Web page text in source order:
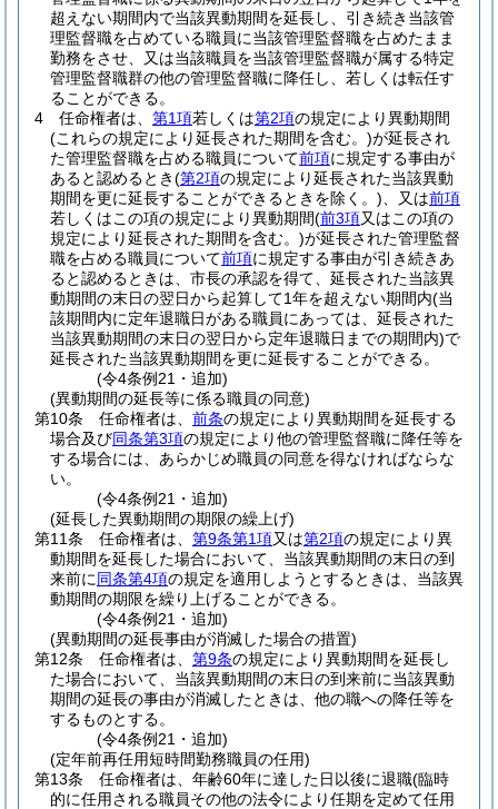
超えない期間内で当該異動期間を延長し、引き続き当該管
理監督職を占めている職員に当該管理監督職を占めたまま
勤務をさせ、又は当該職員を当該管理監督職が属する特定
管理監督職群の他の管理監督職に降任し、若しくは転任す
ることができる。
4
任命権者は、 第1項若しくは第2項の規定により異動期間
(これらの規定により延長された期間を含む。)が延長され
た管理監督職を占める職員について前項に規定する事由が
あると認めるとき(第2項の規定により延長された当該異動
期間を更に延長することができるときを除く。) 、又は前項
若しくはこの項の規定により異動期間(前3項又はこの項の
規定により延長された期間を含む。)が延長された管理監督
職を占める職員について前項に規定する事由が引き続きあ
ると認めるときは、市長の承認を得て、延長された当該異
動期間の末日の翌日から起算して1年を超えない期間内(当
該期間内に定年退職日がある職員にあっては、延長された
当該異動期間の末日の翌日から定年退職日までの期間内)で
延長された当該異動期間を更に延長することができる。
(令4条例21・追加)
(異動期間の延長等に係る職員の同意)
第10条
任命権者は、 前条の規定により異動期間を延長する
場合及び同条第3項の規定により他の管理監督職に降任等を
する場合には、あらかじめ職員の同意を得なければならな
い。
(令4条例21・追加)
(延長した異動期間の期限の繰上げ)
第11条
任命権者は、 第9条第1項又は第2項の規定により異
動期間を延長した場合において、当該異動期間の末日の到
来前に同条第4項の規定を適用しようとするときは、当該異
動期間の期限を繰り上げることができる。
(令4条例21・追加)
(異動期間の延長事由が消滅した場合の措置)
第12条
任命権者は、 第9条の規定により異動期間を延長し
た場合において、当該異動期間の末日の到来前に当該異動
期間の延長の事由が消滅したときは、他の職への降任等を
するものとする。
(令4条例21・追加)
(定年前再任用短時間勤務職員の任用)
第13条
任命権者は、年齢60年に達した日以後に退職(臨時
的に任用される職員その他の法令により任期を定めて任用